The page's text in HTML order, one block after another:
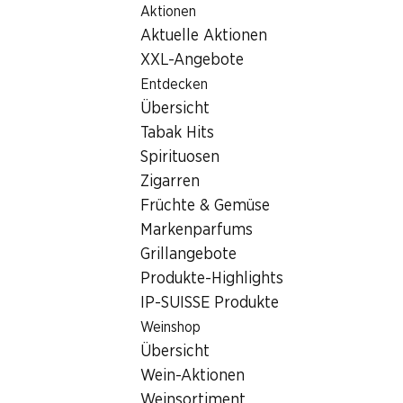
Aktionen
Aktuelle Aktionen
XXL-Angebote
Entdecken
Übersicht
Tabak Hits
Spirituosen
Zigarren
Früchte & Gemüse
Markenparfums
Grillangebote
Produkte-Highlights
IP-SUISSE Produkte
Weinshop
Übersicht
Wein-Aktionen
Filialsuche
Denner Filiale Dorfackerstrasse 25, 4528 Zuchwil
4528 Zuchwil
Dorfackerstrasse 25, 4528 Zuchwil
Öffnungszeiten